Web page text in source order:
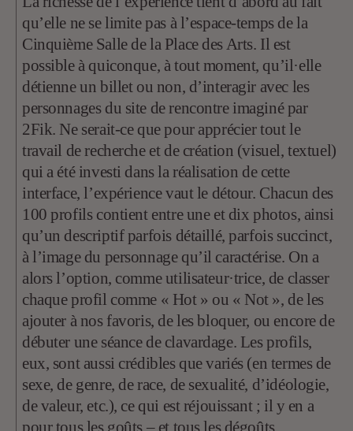
qu’elle ne se limite pas à l’espace-temps de la
Cinquième Salle de la Place des Arts. Il est
possible à quiconque, à tout moment, qu’il·elle
détienne un billet ou non, d’interagir avec les
personnages du site de rencontre imaginé par
2Fik. Ne serait-ce que pour apprécier tout le
travail de recherche et de création (visuel, textuel)
qui a été investi dans la réalisation de cette
interface, l’expérience vaut le détour. Chacun des
100 profils contient entre une et dix photos, ainsi
qu’un descriptif parfois détaillé, parfois succinct,
à l’image du personnage qu’il caractérise. On a
alors l’option, comme utilisateur·trice, de classer
chaque profil comme « Hot » ou « Not », de les
ajouter à nos favoris, de les bloquer, ou encore de
débuter une séance de clavardage. Les profils,
eux, sont aussi crédibles que variés (en termes de
sexe, de genre, de race, de sexualité, d’idéologie,
de valeur, etc.), ce qui est réjouissant ; il y en a